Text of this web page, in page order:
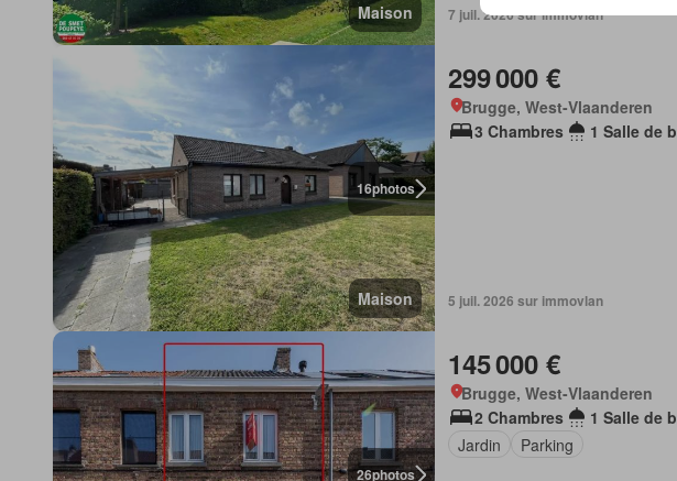
Maison 7 juil. 2026 sur immovlan
16photos
Maison
299 000 €
Brugge, West-Vlaanderen
3 Chambres
1 Salle de
5 juil. 2026 sur immovlan
26photos
145 000 €
Brugge, West-Vlaanderen
2 Chambres
1 Salle de
Jardin
Parking